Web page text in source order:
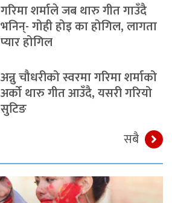
गरिमा शर्माले जब थारु गीत गाउँदै
भनिन्- गोही होइ का होगिल, लागता
प्यार होगिल
अन्नु चौधरीको स्वरमा गरिमा शर्माको
अर्को थारु गीत आउँदै, यसरी गरियो
सुटिङ
सबै